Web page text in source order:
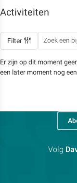
Activiteiten
Filter
Er zijn op dit moment
een later moment nog een
Volg